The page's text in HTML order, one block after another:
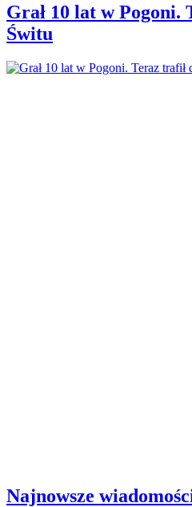
Grał 10 lat w Pogoni.
Świtu
Najnowsze